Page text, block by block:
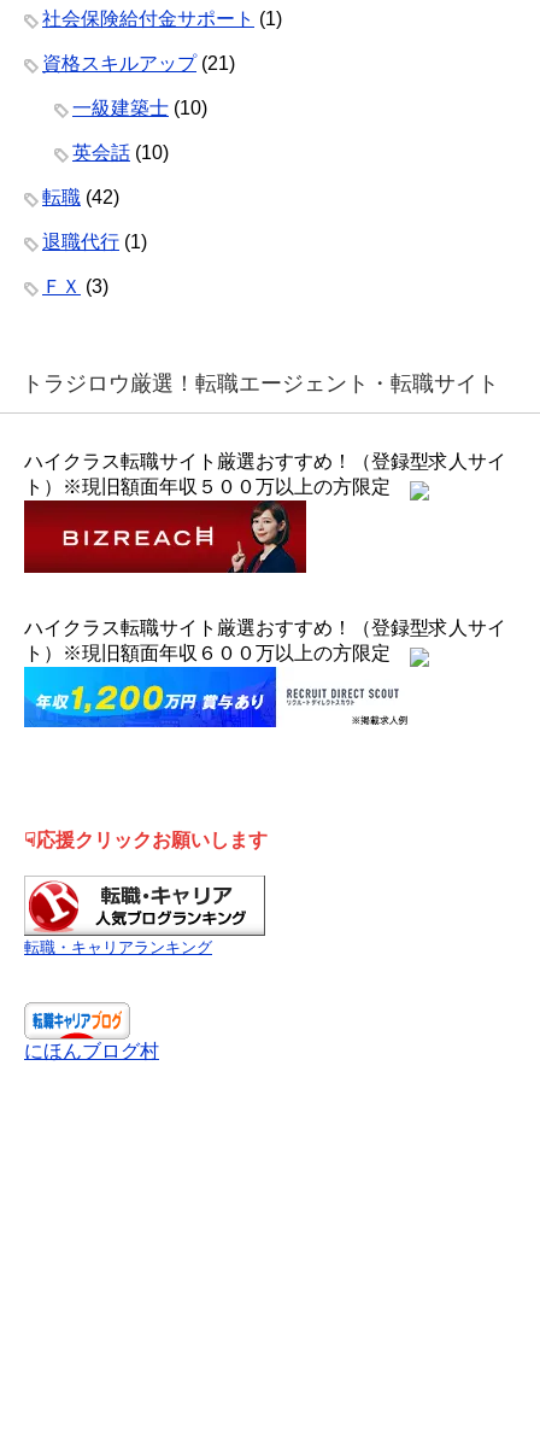
社会保険給付金サポート (1)
資格スキルアップ(21)
一級建築士 (10)
英会話 (10)
転職 (42)
退職代行 (1)
ＦＸ (3)
トラジロウ厳選！転職エージェント・転職サイト
ハイクラス転職サイト厳選おすすめ！（登録型求人サイ
ト）※現旧額面年収５００万以上の方限定
ハイクラス転職サイト厳選おすすめ！（登録型求人サイ
ト）※現旧額面年収６００万以上の方限定
☟応援クリックお願いします
転職・キャリアランキング
にほんブログ村